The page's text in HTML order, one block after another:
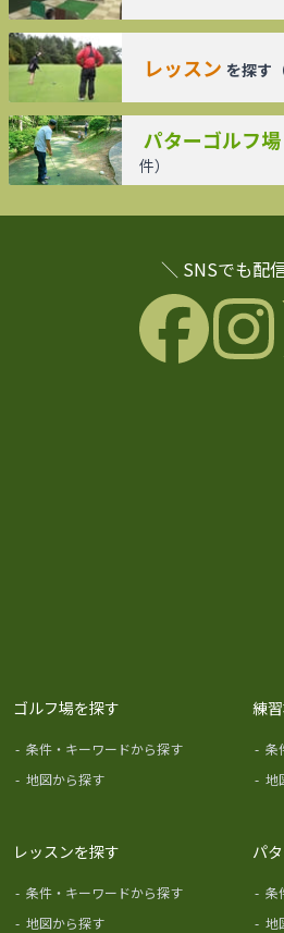
レッスン を探す
パターゴルフ場
件）
＼ SNSでも配
ゴルフ場を探す
- 条件・キーワードから探す
- 地図から探す
練
- 条
- 地
レッスンを探す
- 条件・キーワードから探す
- 地図から探す
パ
- 条
- 地